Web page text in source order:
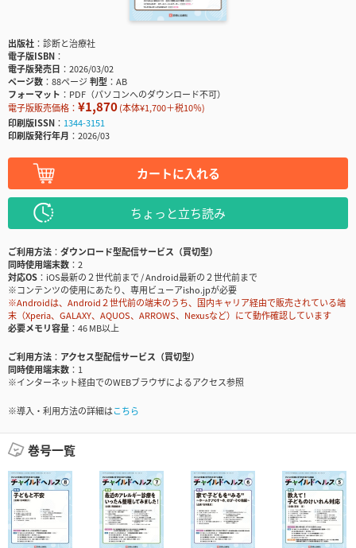
出版社
診断と治療社
電子版ISBN
電子版発売日
2026/03/02
ページ数
88ページ判型
AB
フォーマット
PDF（パソコンへのダウンロード不可）
電子版販売価格： ¥1,870(本体¥1,700＋税10％)
印刷版ISSN
1344-3151
印刷版発行年月
2026/03
カートに入れる
ちょっと立ち読み
ご利用方法
ダウンロード型配信サービス（買切型）
同時使用端末数
2
対応OS
iOS最新の２世代前まで / Android最新の２世代前まで
※コンテンツの使用にあたり、専用ビューアisho.jpが必要
※Androidは、Android２世代前の端末のうち、国内キャリア経由で販売されている端
末（Xperia、GALAXY、AQUOS、ARROWS、Nexusなど）にて動作確認しています
必要メモリ容量
46 MB以上
ご利用方法
アクセス型配信サービス（買切型）
同時使用端末数
1
※インターネット経由でのWEBブラウザによるアクセス参照
※導入・利用方法の詳細はこちら
巻号一覧